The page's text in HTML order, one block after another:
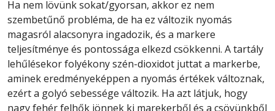
Ha nem lövünk sokat/gyorsan, akkor ez nem
szembetűnő probléma, de ha ez változik nyomás
magasról alacsonyra ingadozik, és a markere
teljesítménye és pontossága elkezd csökkenni. A tartály
lehűlésekor folyékony szén-dioxidot juttat a markerbe,
aminek eredményeképpen a nyomás értékek változnak,
ezért a golyó sebessége változik. Ha azt látjuk, hogy
nagy fehér felhők jönnek ki marekerből és a csövünkből